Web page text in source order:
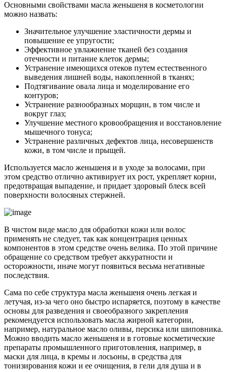
Основными свойствами масла женьшеня в косметологии
можно назвать:
Значительное улучшение эластичности дермы и
повышение ее упругости;
Эффективное увлажнение тканей без создания
отечности и питание клеток дермы;
Устранение имеющихся отеков путем естественного
выведения лишней воды, накопленной в тканях;
Подтягивание овала лица и моделирование его
контуров;
Устранение разнообразных морщин, в том числе и
вокруг глаз;
Улучшение местного кровообращения и восстановление
мышечного тонуса;
Устранение различных дефектов лица, несовершенств
кожи, в том числе и прыщей.
Используется масло женьшеня и в уходе за волосами, при
этом средство отлично активирует их рост, укрепляет корни,
предотвращая выпадение, и придает здоровый блеск всей
поверхности волосяных стержней.
В чистом виде масло для обработки кожи или волос
применять не следует, так как концентрация ценных
компонентов в этом средстве очень велика. По этой причине
обращение со средством требует аккуратности и
осторожности, иначе могут появиться весьма негативные
последствия.
Сама по себе структура масла женьшеня очень легкая и
летучая, из-за чего оно быстро испаряется, поэтому в качестве
основы для разведения и своеобразного закрепления
рекомендуется использовать масла жирной категории,
например, натуральное масло оливы, персика или шиповника.
Можно вводить масло женьшеня и в готовые косметические
препараты промышленного приготовления, например, в
маски для лица, в кремы и лосьоны, в средства для
тонизирования кожи и ее очищения, в гели для душа и в